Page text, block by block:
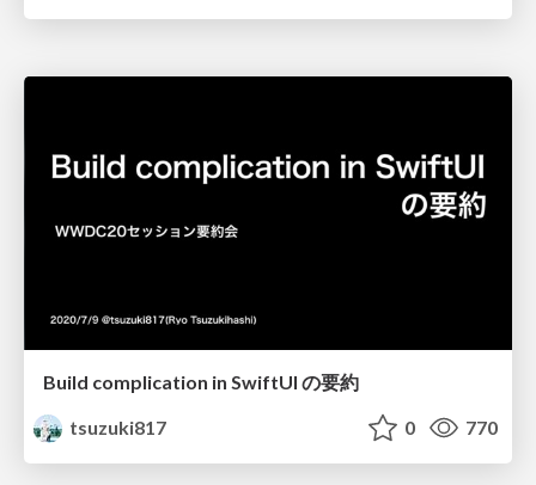
Build complication in SwiftUI の要約
tsuzuki817
0 770